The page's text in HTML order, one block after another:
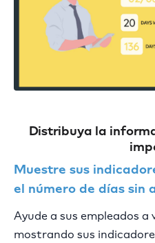
Distribuya la
Muestre sus
el número de días sin
Ayude a sus empleados
mostrando sus